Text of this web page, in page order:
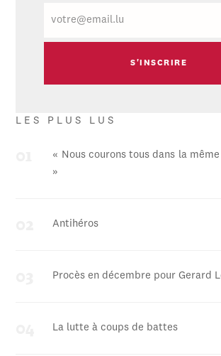
mail
LES PLUS LUS
« Nous courons tous dans la
»
Antihéros
Procès en décembre pour Gerard
La lutte à coups de battes